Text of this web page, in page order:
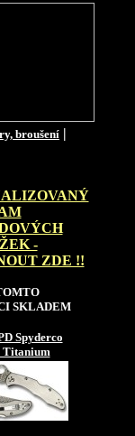
broušení |
-
ZDE !!
SKLADEM
Spyderco
Titanium